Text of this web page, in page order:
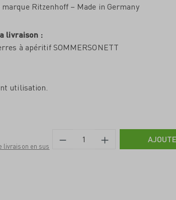
marque Ritzenhoff – Made in Germany
livraison :
à apéritif SOMMERSONETT
utilisation.
livraison en sus